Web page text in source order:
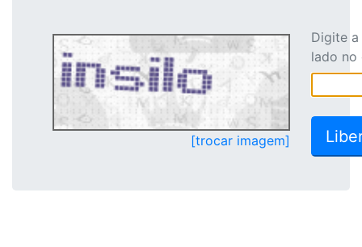
[trocar imagem]
Digite
lado no